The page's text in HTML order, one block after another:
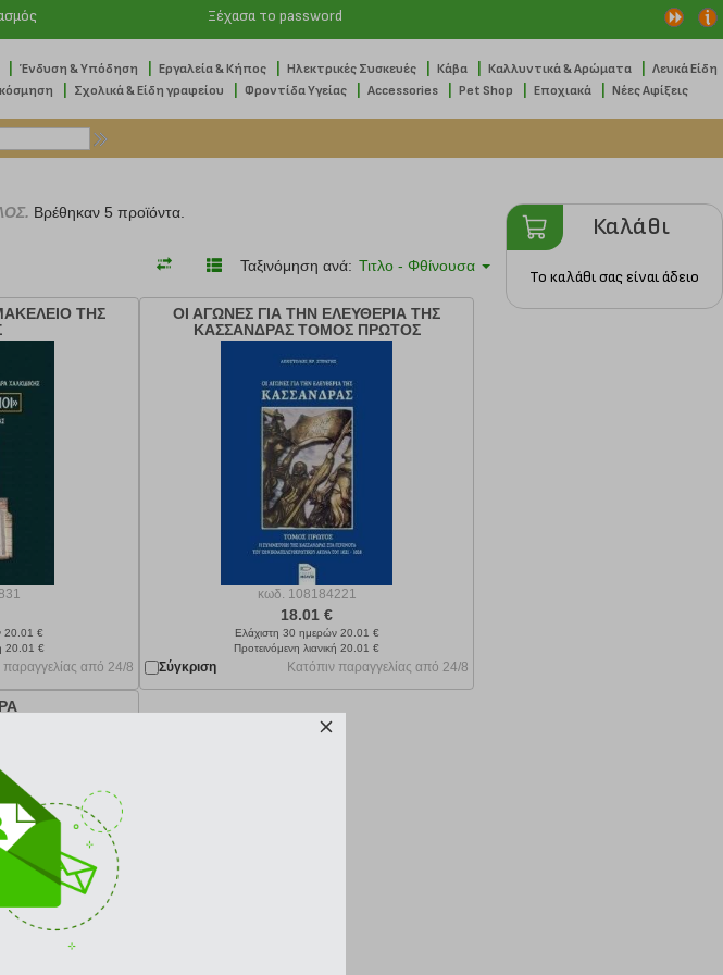
Ξέχασα το password
Ένδυση & Υπόδηση Εργαλεία & Κήπος Ηλεκτρικές Συσκευές Κάβα Καλλυντικά & Αρώματα Λευκά Είδη
Σχολικά & Είδη γραφείου Φροντίδα Υγείας Accessories Pet Shop Εποχιακά Νέες Αφίξεις
Βρέθηκαν 5 προϊόντα.
Ταξινόμηση ανά: Τιτλο - Φθίνουσα
ΤΗΣ
20.01 €
20.01 €
παραγγελίας από 24/8
ΟΙ ΑΓΩΝΕΣ ΓΙΑ ΤΗΝ ΕΛΕΥΘΕΡΙΑ ΤΗΣ
ΚΑΣΣΑΝΔΡΑΣ ΤΟΜΟΣ ΠΡΩΤΟΣ
κωδ. 108184221
18.01 €
Ελάχιστη 30 ημερών 20.01 €
Προτεινόμενη λιανική 20.01 €
Σύγκριση Κατόπιν παραγγελίας από 24/8
Καλάθι
Το καλάθι σας είναι άδειο